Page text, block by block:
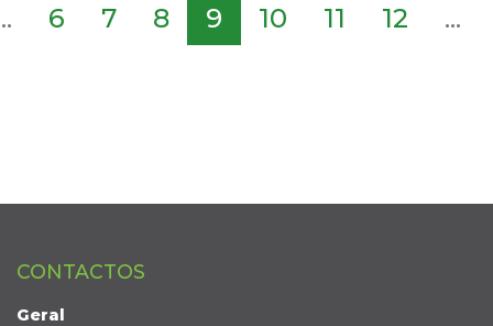
6 7 8 9 10 11 12 ...
CONTACTOS
Geral